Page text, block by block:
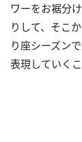
ワーをお裾分
りして、そこ
り座シーズン
表現していく